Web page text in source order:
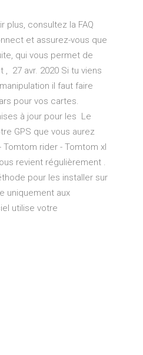
consultez la FAQ
et assurez-vous que
qui vous permet de
27 avr. 2020 Si tu viens
il faut faire
pour vos cartes.
à jour pour les Le
GPS que vous aurez
rider - Tomtom xl
revient régulièrement .
pour les installer sur
uniquement aux
utilise votre